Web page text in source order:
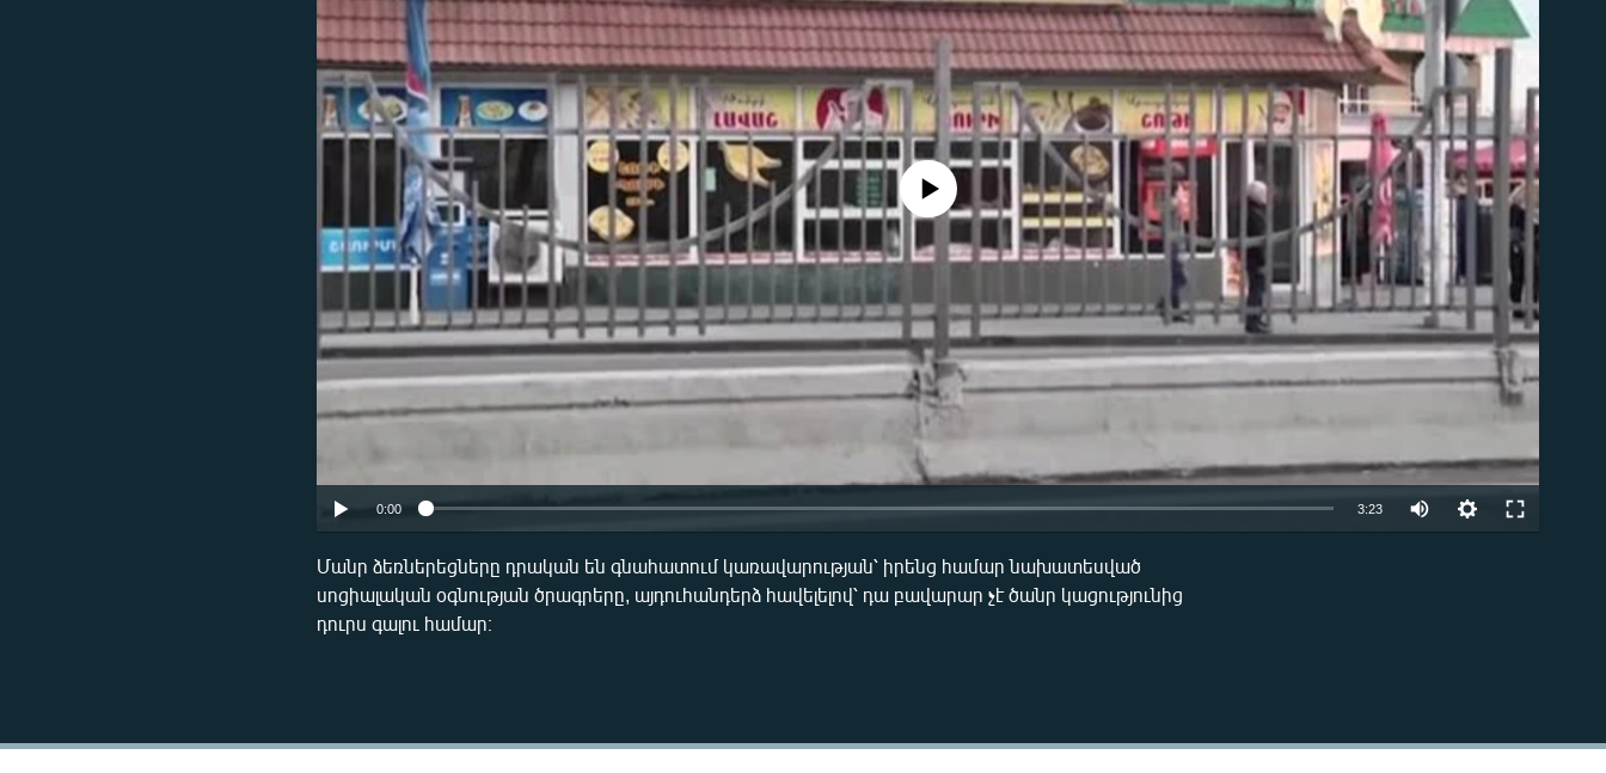
No media source currently available
0:00 3:23
Մանր ձեռներեցները դրական են գնահատում կառավարության՝ իրենց համար նախատեսված
սոցիալական օգնության ծրագրերը, այդուհանդերձ հավելելով՝ դա բավարար չէ ծանր կացությունից
դուրս գալու համար։